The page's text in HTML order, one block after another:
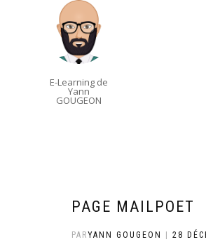
E-Learning de
Yann
GOUGEON
PAGE MAILPOET
PARYANN GOUGEON | 28